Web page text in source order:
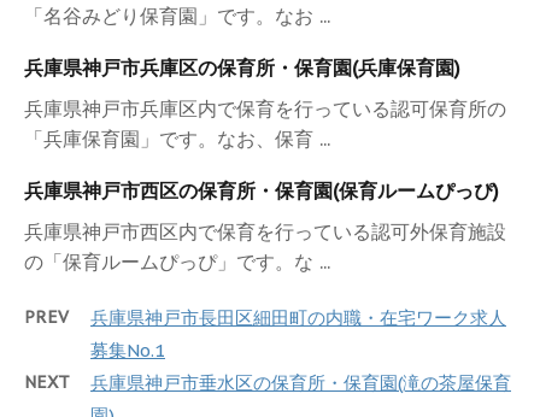
「名谷みどり保育園」です。なお ...
兵庫県神戸市兵庫区の保育所・保育園(兵庫保育園)
兵庫県神戸市兵庫区内で保育を行っている認可保育所の
「兵庫保育園」です。なお、保育 ...
兵庫県神戸市西区の保育所・保育園(保育ルームぴっぴ)
兵庫県神戸市西区内で保育を行っている認可外保育施設
の「保育ルームぴっぴ」です。な ...
PREV
兵庫県神戸市長田区細田町の内職・在宅ワーク求人
募集No.1
NEXT
兵庫県神戸市垂水区の保育所・保育園(滝の茶屋保育